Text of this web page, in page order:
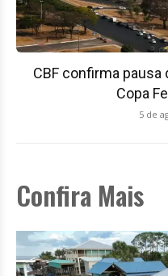
CBF confirma
Copa
5 de
Confira Mais